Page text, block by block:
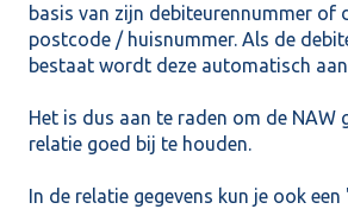
basis van zijn debiteurennummer of
postcode / huisnummer. Als de
bestaat wordt deze automatisch
Het is dus aan te raden om de NAW
relatie goed bij te houden.
In de relatie gegevens kun je ook een